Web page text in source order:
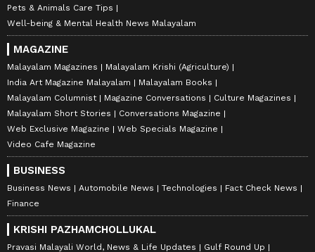
Pets & Animals Care Tips
Well-being & Mental Health News Malayalam
MAGAZINE
Malayalam Magazines
Malayalam Krishi (Agriculture)
India Art Magazine Malayalam
Malayalam Books
Malayalam Columnist
Magazine Conversations
Culture Magazines
Malayalam Short Stories
Conversations Magazine
Web Exclusive Magazine
Web Specials Magazine
Video Cafe Magazine
BUSINESS
Business News Automobile News Technologies
Fact Check News
Finance
KRISHI PAZHAMCHOLLUKAL
Pravasi Malayali World, News & Life Updates Gulf Round Up